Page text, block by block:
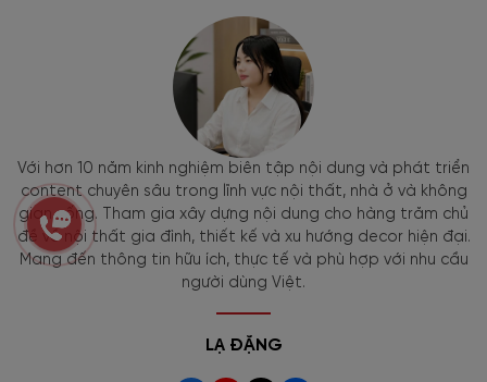
Với hơn 10 năm kinh nghiệm biên tập nội dung và phát triển
content chuyên sâu trong lĩnh vực nội thất, nhà ở và không
gian sống. Tham gia xây dựng nội dung cho hàng trăm chủ
đề về nội thất gia đình, thiết kế và xu hướng decor hiện đại.
Mang đến thông tin hữu ích, thực tế và phù hợp với nhu cầu
người dùng Việt.
LẠ ĐẶNG